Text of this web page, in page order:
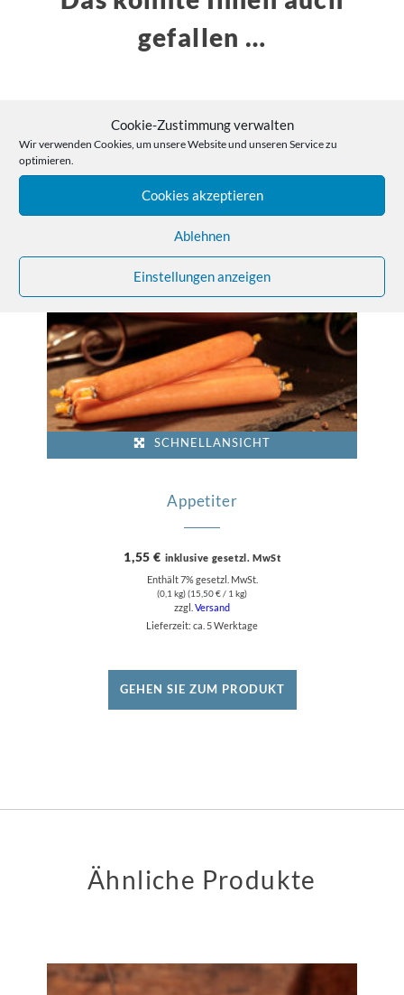
Cookie-Zustimmung verwalten
Wir verwenden Cookies, um unsere Website und unseren Service zu
optimieren.
Cookies akzeptieren
Ablehnen
Einstellungen anzeigen
gefallen …
SCHNELLANSICHT
Appetiter
1,55€ inklusive gesetzl. MwSt
Enthält 7% gesetzl. MwSt.
(0,1 kg) (15,50€/ 1 kg)
zzgl.Versand
Lieferzeit: ca. 5 Werktage
GEHEN SIE ZUM PRODUKT
Ähnliche Produkte